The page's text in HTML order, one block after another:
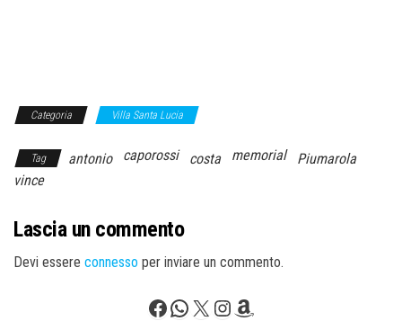
Categoria Villa Santa Lucia
Tag antonio caporossi costa memorial
Piumarola
vince
Lascia un commento
Devi essere connesso per inviare un commento.
Facebook
WhatsApp
X Instagram
Amazon